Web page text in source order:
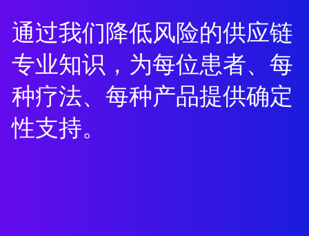
通过我们降低风险的供应链
专业知识，为每位患者、每
种疗法、每种产品提供确定
性支持。